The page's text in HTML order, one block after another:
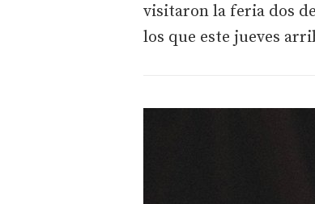
visitaron la feria dos
los que este jueves